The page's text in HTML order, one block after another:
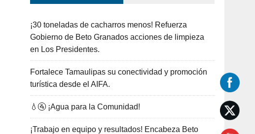
¡30 toneladas de cacharros menos! Refuerza
Gobierno de Beto Granados acciones de limpieza
en Los Presidentes.
Fortalece Tamaulipas su conectividad y promoción
turística desde el AIFA.
💧🚰 ¡Agua para la Comunidad!
¡Trabajo en equipo y resultados! Encabeza Beto